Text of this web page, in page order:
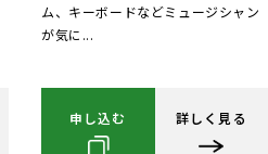
ム、キーボードなどミュージシャン
が気に...
申し込む 詳しく見る